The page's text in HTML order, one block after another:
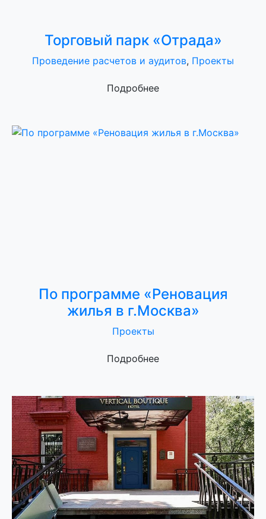
Торговый парк «Отрада»
Проведение расчетов и аудитов, Проекты
Подробнее
По программе «Реновация
жилья в г.Москва»
Проекты
Подробнее